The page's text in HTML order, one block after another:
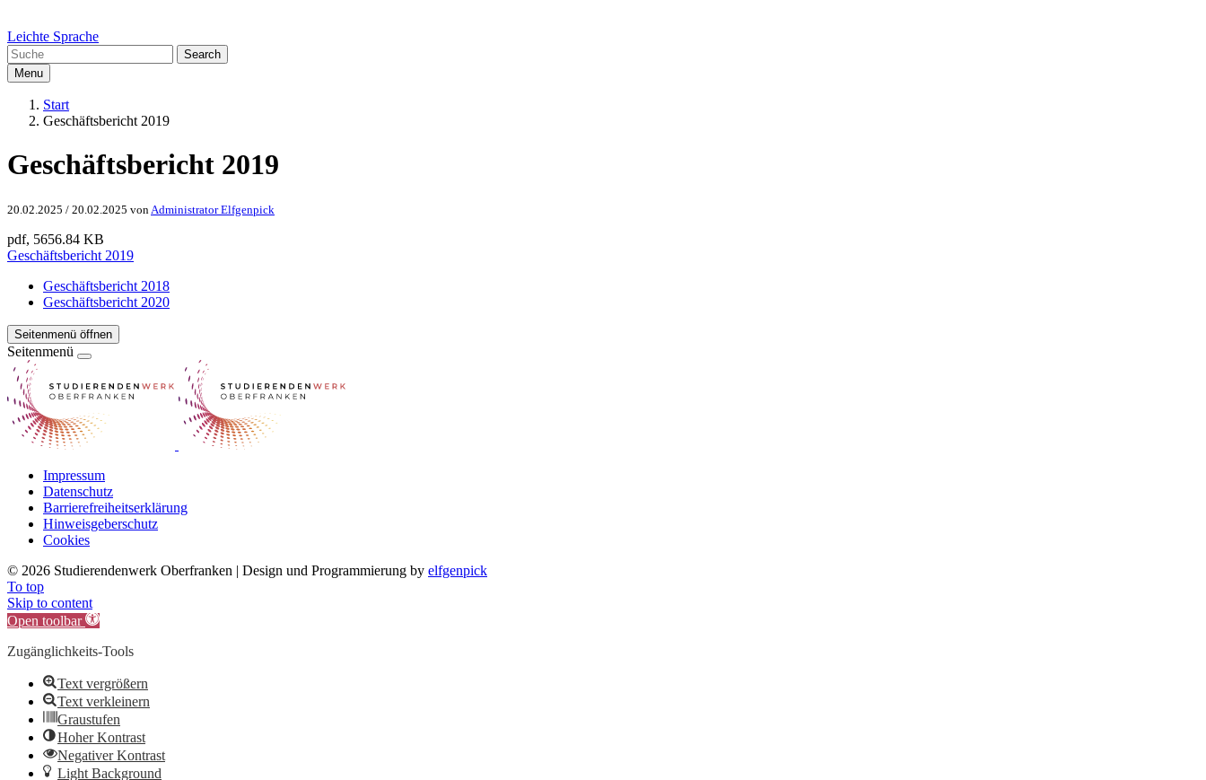
Leichte Sprache
Search
Menu
Start
Geschäftsbericht 2019
Geschäftsbericht 2019
20.02.2025 / 20.02.2025 von Administrator Elfgenpick
pdf, 5656.84 KB
Geschäftsbericht 2019
Geschäftsbericht 2018
Geschäftsbericht 2020
Seitenmenü öffnen
Seitenmenü
Impressum
Datenschutz
Barrierefreiheitserklärung
Hinweisgeberschutz
Cookies
© 2026 Studierendenwerk Oberfranken | Design und Programmierung by elfgenpick
To top
Skip to content
Open toolbar
Zugänglichkeits-Tools
Text vergrößern
Text verkleinern
Graustufen
Hoher Kontrast
Negativer Kontrast
Light Background